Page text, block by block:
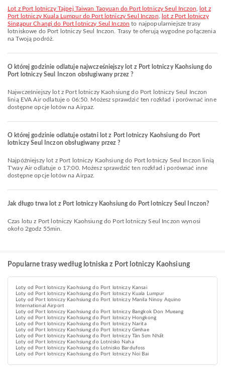
lot z Port lotniczy Tajpej Taiwan Taoyuan do Port lotniczy Seul Inczon
lot z
Port lotniczy Kuala Lumpur do Port lotniczy Seul Inczon
lot z Port lotniczy
Singapur Changi do Port lotniczy Seul Inczon to najpopularniejsze trasy
lotniskowe do Port lotniczy Seul Inczon. Trasy te oferują wygodne połączenia
na Twoją podróż.
O której godzinie odlatuje najwcześniejszy lot z Port lotniczy Kaohsiung do
Port lotniczy Seul Inczon obsługiwany przez ?
Najwcześniejszy lot z Port lotniczy Kaohsiung do Port lotniczy Seul Inczon
linią EVA Air odlatuje o 06:50. Możesz sprawdzić ten rozkład i porównać inne
dostępne opcje lotów na Airpaz.
O której godzinie odlatuje ostatni lot z Port lotniczy Kaohsiung do Port
lotniczy Seul Inczon obsługiwany przez ?
Najpóźniejszy lot z Port lotniczy Kaohsiung do Port lotniczy Seul Inczon linią
T'way Air odlatuje o 17:00. Możesz sprawdzić ten rozkład i porównać inne
dostępne opcje lotów na Airpaz.
Jak długo trwa lot z Port lotniczy Kaohsiung do Port lotniczy Seul Inczon?
Czas lotu z Port lotniczy Kaohsiung do Port lotniczy Seul Inczon wynosi
około 2godz 55min.
Popularne trasy według lotniska z Port lotniczy Kaohsiung
Loty od Port lotniczy Kaohsiung do Port lotniczy Kansai
Loty od Port lotniczy Kaohsiung do Port lotniczy Kuala Lumpur
Loty od Port lotniczy Kaohsiung do Port lotniczy Manila Ninoy Aquino
International Airport
Loty od Port lotniczy Kaohsiung do Port lotniczy Bangkok Don Mueang
Loty od Port lotniczy Kaohsiung do Port lotniczy Hongkong
Loty od Port lotniczy Kaohsiung do Port lotniczy Narita
Loty od Port lotniczy Kaohsiung do Port lotniczy Gimhae
Loty od Port lotniczy Kaohsiung do Port lotniczy Tân Sơn Nhất
Loty od Port lotniczy Kaohsiung do Lotnisko Naha
Loty od Port lotniczy Kaohsiung do Lotnisko Bardufoss
Loty od Port lotniczy Kaohsiung do Port lotniczy Noi Bai